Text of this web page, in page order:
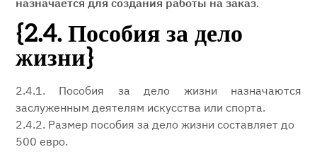
назначается для создания работы на заказ.
{2.4. Пособия за дело
жизни}
2.4.1. Пособия за дело жизни назначаются
заслуженным деятелям искусства или спорта.
2.4.2. Размер пособия за дело жизни составляет до
500 евро.